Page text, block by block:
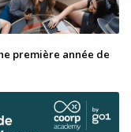
première année de